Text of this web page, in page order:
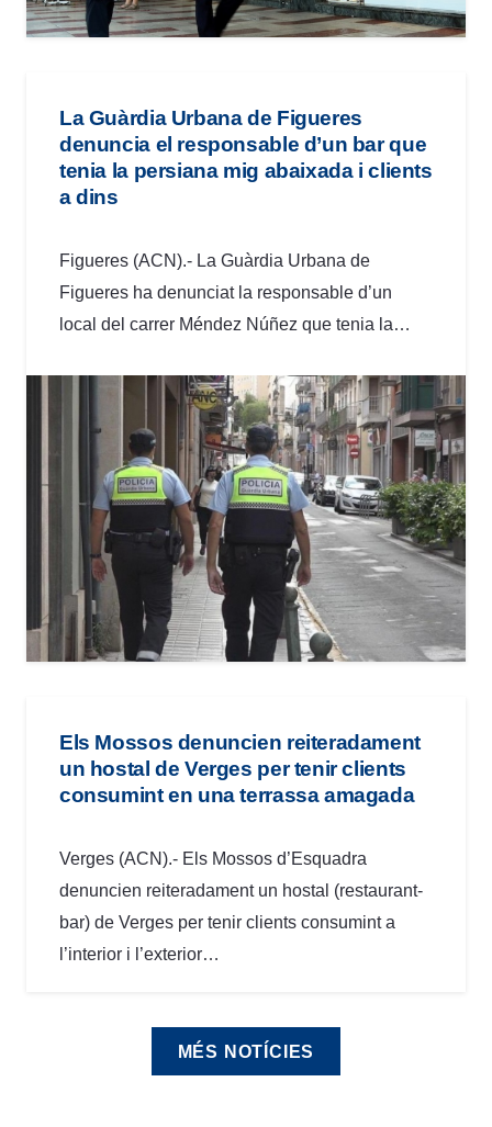
La Guàrdia Urbana de Figueres
denuncia el responsable d’un bar que
tenia la persiana mig abaixada i clients
a dins
Figueres (ACN).- La Guàrdia Urbana de
Figueres ha denunciat la responsable d’un
local del carrer Méndez Núñez que tenia la…
Els Mossos denuncien reiteradament
un hostal de Verges per tenir clients
consumint en una terrassa amagada
Verges (ACN).- Els Mossos d’Esquadra
denuncien reiteradament un hostal (restaurant-
bar) de Verges per tenir clients consumint a
l’interior i l’exterior…
MÉS NOTÍCIES